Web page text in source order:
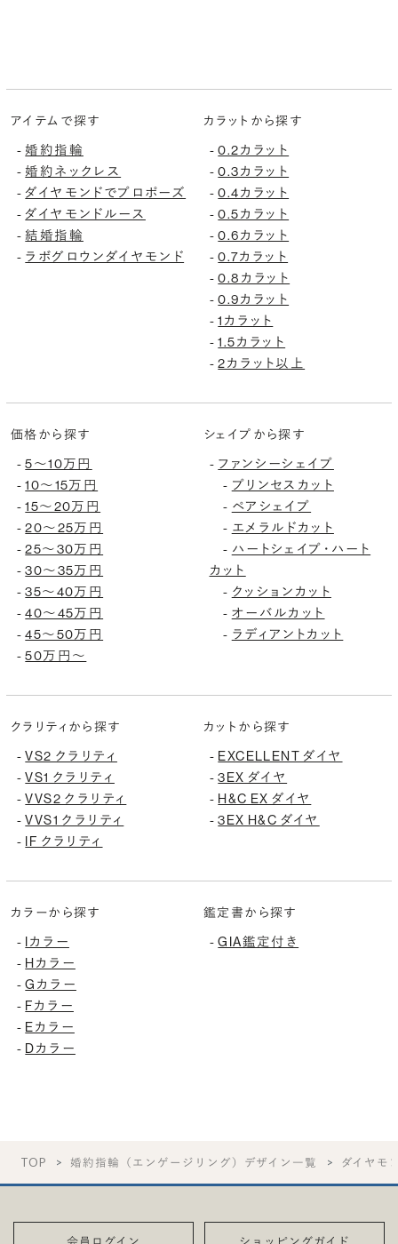
アイテムで探す
-婚約指輪
-婚約ネックレス
-ダイヤモンドでプロポーズ
-ダイヤモンドルース
-結婚指輪
- ラボグロウンダイヤモンド
カラットから探す
-0.2カラット
-0.3カラット
-0.4カラット
-0.5カラット
-0.6カラット
-0.7カラット
-0.8カラット
-0.9カラット
-1カラット
-1.5カラット
-2カラット以上
価格から探す
-5〜10万円
-10〜15万円
-15〜20万円
-20〜25万円
-25〜30万円
-30〜35万円
-35〜40万円
-40〜45万円
-45〜50万円
-50万円〜
シェイプから探す
- ファンシーシェイプ
- プリンセスカット
- ペアシェイプ
- エメラルドカット
- ハートシェイプ・ハート
カット
- クッションカット
- オーバルカット
- ラディアントカット
クラリティから探す
-VS2 クラリティ
-VS1 クラリティ
-VVS2 クラリティ
-VVS1 クラリティ
- IF クラリティ
カットから探す
- EXCELLENT ダイヤ
-3EX ダイヤ
- H&C EX ダイヤ
-3EX H&C ダイヤ
カラーから探す
- Iカラー
- Hカラー
-Gカラー
- Fカラー
- Eカラー
- Dカラー
鑑定書から探す
-GIA鑑定付き
TOP 婚約指輪（エンゲージリング）デザイン一覧 ダイヤモ